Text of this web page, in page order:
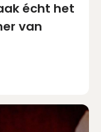
écht het
van